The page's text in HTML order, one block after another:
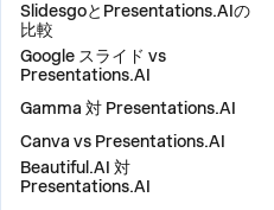
SlidesgoとPresentations.AIの
比較
Google スライド vs
Presentations.AI
Gamma 対 Presentations.AI
Canva vs Presentations.AI
Beautiful.AI 対
Presentations.AI